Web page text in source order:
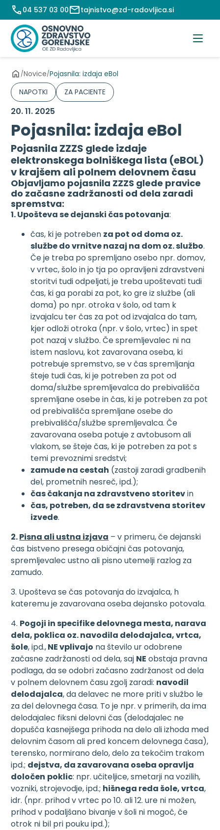
Preskoči
na
vsebino
04 537 03 00 tajnistvo@zd-radovljica.si
/Novice/Pojasnila: izdaja eBol
NAPOTKI
ZA PACIENTE
20. 11. 2025
Pojasnila: izdaja eBol
Pojasnila ZZZS glede izdaje
elektronskega bolniškega lista (eBOL)
v krajšem ali polnem delovnem času
Objavljamo pojasnila ZZZS glede pravice
do začasne zadržanosti od dela zaradi
spremstva:
1. Upošteva se dejanski čas potovanja:
čas, ki je potreben za pot od doma oz.
službe do vrnitve nazaj na dom oz. službo.
Če je treba po spremljano osebo npr. domov,
v vrtec, šolo in jo tja po opravljeni zdravstveni
storitvi tudi odpeljati, je treba upoštevati tudi
čas, ki ga porabi za pot, ko gre iz službe (ali
doma) po npr. otroka v šolo, od tam k
izvajalcu ter čas za pot od izvajalca do tam,
kjer odloži otroka (npr. v šolo, vrtec) in spet
pot nazaj v službo. Če spremljevalec ni na
istem naslovu, kot zavarovana oseba, ki
potrebuje spremstvo, se v čas spremljanja
šteje tudi čas, ki je potreben za pot od
doma/službe spremljevalca do prebivališča
spremljane osebe in čas, ki je potreben za pot
od prebivališča spremljane osebe do
prebivališča/službe spremljevalca. Če
zavarovana oseba potuje z avtobusom ali
vlakom, se šteje čas, ki je potreben za pot s
temi prevoznimi sredstvi;
zamude na cestah (zastoji zaradi gradbenih
del, prometnih nesreč, ipd.);
čas čakanja na zdravstveno storitevin
čas, potreben, da se zdravstvena storitev
izvede.
2.Pisna ali ustna izjava – v primeru, če dejanski
čas bistveno presega običajni čas potovanja,
spremljevalec ustno ali pisno utemelji razlog za
zamudo.
3. Upošteva se čas potovanja do izvajalca, h
kateremu je zavarovana oseba dejansko potovala.
4. Pogoji in specifike delovnega mesta, narava
dela, poklica oz. navodila delodajalca, vrtca,
šole, ipd.,NE vplivajo na število ur odobrene
začasne zadržanosti od dela, saj NE obstaja pravna
podlaga, da se odobri začasno zadržanost od dela
v polnem delovnem času zgolj zaradi: navodil
delodajalca, da delavec ne more priti v službo le
za del delovnega časa. To je npr. v primerih, da ima
delodajalec fiksni delovni čas (delodajalec ne
dopušča kasnejšega prihoda na delo ali izhoda med
delovnim časom ali pred koncem delovnega časa),
terensko, normirano delo, delo za tekočim trakom
ipd.; dejstva, da zavarovana oseba opravlja
določen poklic: npr. učiteljice, smetarji na vozilih,
vozniki, strojevodje, ipd.; hišnega reda šole, vrtca,
idr. (npr. prihod v vrtec po 10. ali 12. ure ni možen,
prihod v podaljšano bivanje v šoli ni mogoč, če
otrok ni bil pri pouku ipd.);